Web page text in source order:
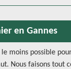
en Gannes
le moins possible
Nous faisons tout